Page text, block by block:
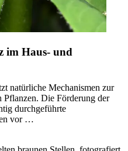
im Haus- und
natürliche Mechanismen zur
Pflanzen. Die Förderung der
durchgeführte
vor …